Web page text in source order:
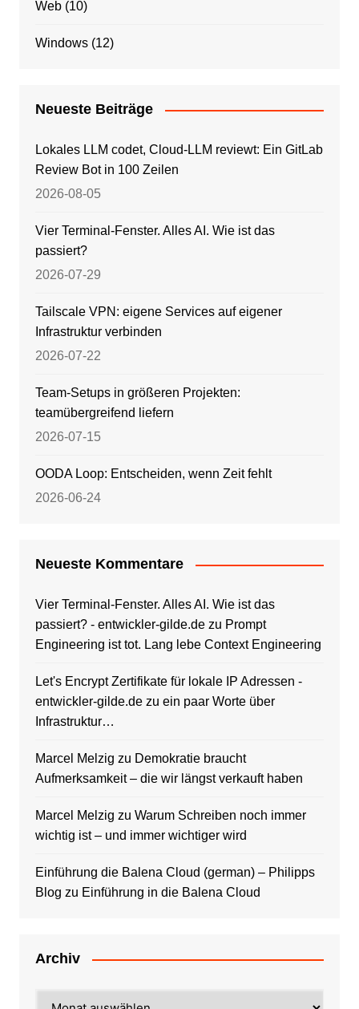
Web(10)
Windows(12)
Neueste Beiträge
Lokales LLM codet, Cloud-LLM reviewt: Ein GitLab
Review Bot in 100 Zeilen
2026-08-05
Vier Terminal-Fenster. Alles AI. Wie ist das
passiert?
2026-07-29
Tailscale VPN: eigene Services auf eigener
Infrastruktur verbinden
2026-07-22
Team-Setups in größeren Projekten:
teamübergreifend liefern
2026-07-15
OODA Loop: Entscheiden, wenn Zeit fehlt
2026-06-24
Neueste Kommentare
Vier Terminal-Fenster. Alles AI. Wie ist das
passiert? - entwickler-gilde.dezu Prompt
Engineering ist tot. Lang lebe Context Engineering
Let's Encrypt Zertifikate für lokale IP Adressen -
entwickler-gilde.dezu ein paar Worte über
Infrastruktur…
Marcel Melzig zu Demokratie braucht
Aufmerksamkeit – die wir längst verkauft haben
Marcel Melzig zu Warum Schreiben noch immer
wichtig ist – und immer wichtiger wird
Einführung die Balena Cloud (german) – Philipps
Blog zu Einführung in die Balena Cloud
Archiv